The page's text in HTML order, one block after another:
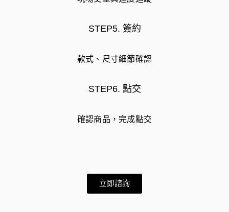
STEP5. 簽約
款式、尺寸細節確認
STEP6. 點交
確認商品，完成點交
立即諮詢